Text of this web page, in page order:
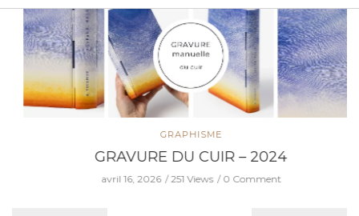
GRAPHISME
GRAVURE DU CUIR – 2024
avril 16, 2026 251 Views 0 Comment